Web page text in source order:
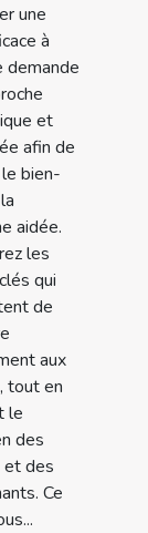
une
à
demande
et
afin de
bien-
aidée.
les
qui
de
aux
tout en
le
des
et des
Ce